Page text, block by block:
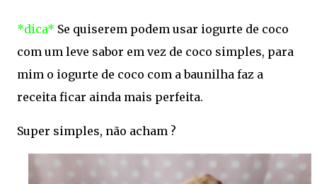
*dica* Se quiserem podem usar iogurte de coco
com um leve sabor em vez de coco simples, para
mim o iogurte de coco com a baunilha faz a
receita ficar ainda mais perfeita.
Super simples, não acham ?